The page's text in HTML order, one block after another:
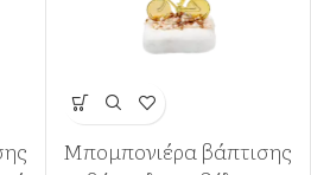
Μπομπονιέρα βάπτισης